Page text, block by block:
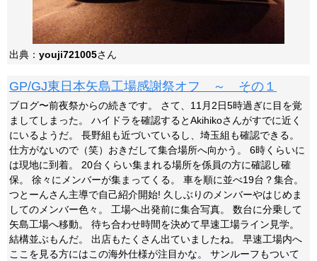
出典： youji721005さん
GP/GJ東日本矢島工場感謝祭オフ ～ その１
ブログ〜前夜祭からの続きです。 さて、11月2日5時過ぎに目を覚
ましてしまった。 ハイドラを確認するとAkihikoさんがすでに近く
にいるようだ。 長野組も近づいているし、埼玉組も確認できる。
仕方がないので（笑）おきだして集合場所へ向かう。 6時くらいに
は現地に到着。 20台くらい集まれる場所を係員の方に確認し確
保。 徐々にメンバーが集まってくる。 車を順に並べ19台？集合。
つとーんさん主導で自己紹介開始! 久しぶりのメンバーやはじめま
してのメンバー色々。 工場へ出発前に集合写真。 数台に分乗して
矢島工場へ移動。 待ち合わせ時間を決めて早速工場ライン見学。
結構並ぶもんだ。 出店もたくさん出ていましたね。 早速工場内へ
ここを見る方にはこの海外仕様が注目かな。 サンルーフもついて